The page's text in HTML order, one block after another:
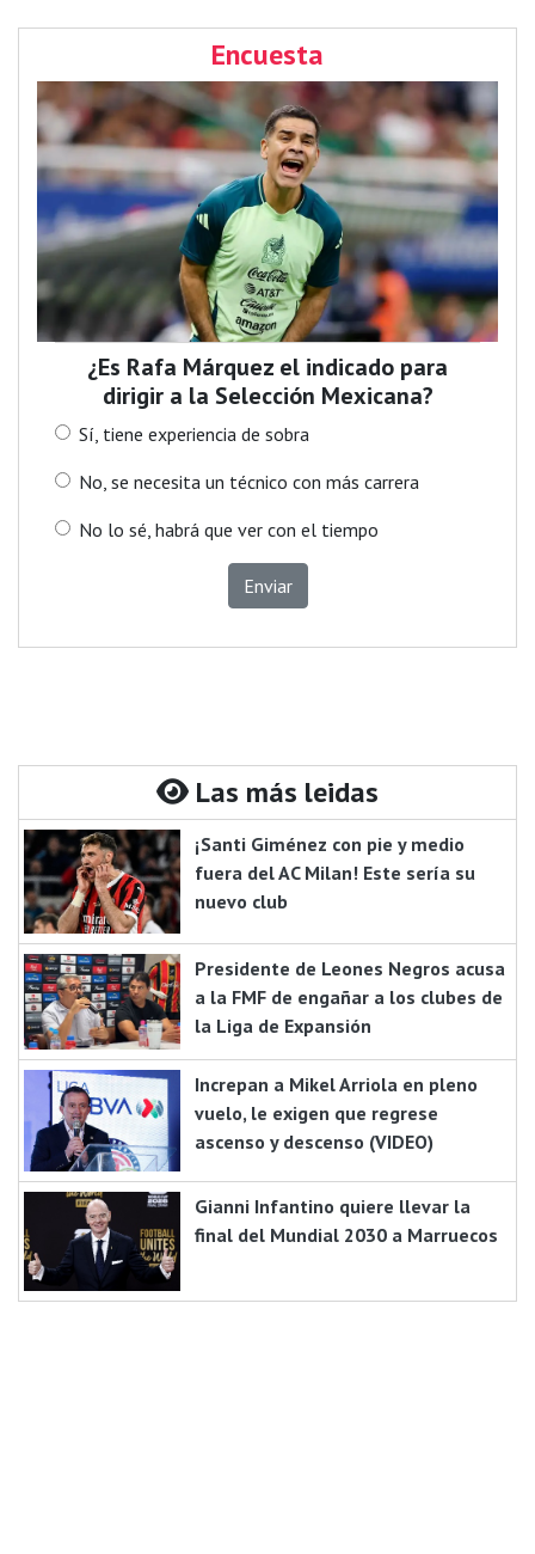
Encuesta
¿Es Rafa Márquez el indicado para
dirigir a la Selección Mexicana?
Sí, tiene experiencia de sobra
No, se necesita un técnico con más carrera
No lo sé, habrá que ver con el tiempo
Enviar
Las más leidas
¡Santi Giménez con pie y medio
fuera del AC Milan! Este sería su
nuevo club
Presidente de Leones Negros acusa
a la FMF de engañar a los clubes de
la Liga de Expansión
Increpan a Mikel Arriola en pleno
vuelo, le exigen que regrese
ascenso y descenso (VIDEO)
Gianni Infantino quiere llevar la
final del Mundial 2030 a Marruecos